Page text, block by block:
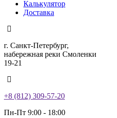
Калькулятор
Доставка
г. Санкт-Петербург,
набережная реки Смоленки
19-21
+8 (812) 309-57-20
Пн-Пт 9:00 - 18:00